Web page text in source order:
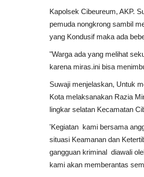
Kapolsek Cibeureum, AKP.
pemuda nongkrong sambil
yang Kondusif maka ada
"Warga ada yang melihat
karena miras.ini bisa
Suwaji menjelaskan, Untuk
Kota melaksanakan Razia
lingkar selatan Kecamatan
'Kegiatan kami bersama
situasi Keamanan dan
gangguan kriminal diawali
kami akan memberantas